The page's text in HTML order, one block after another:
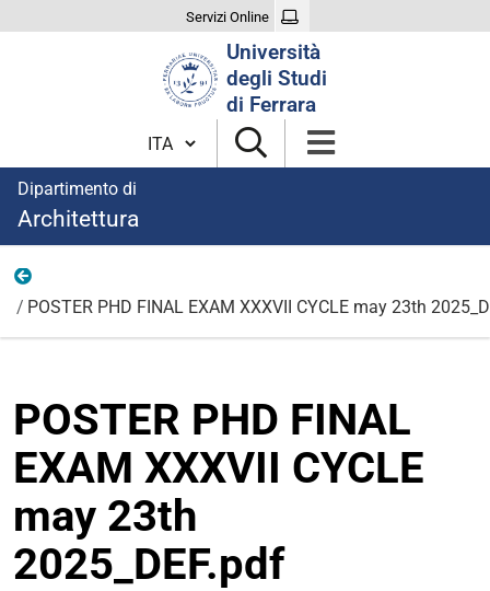
Servizi Online
Università
degli Studi
di Ferrara
Cambia lingua
Dipartimento di
Architettura
POSTER PHD FINAL EXAM XXXVII CYCLE may 23th
POSTER PHD FINAL
EXAM XXXVII CYCLE
may 23th
2025_DEF.pdf